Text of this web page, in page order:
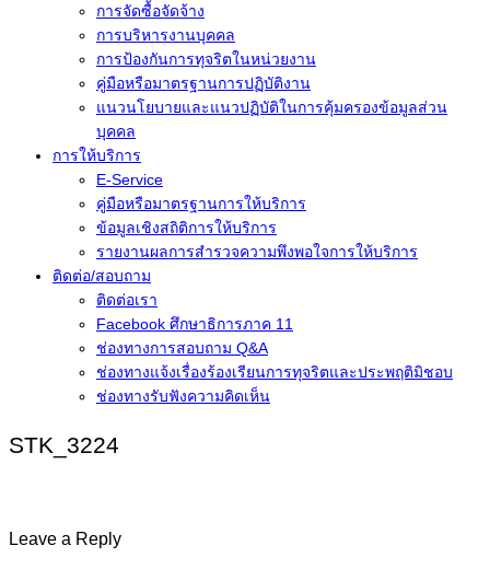
การจัดซื้อจัดจ้าง
การบริหารงานบุคคล
การป้องกันการทุจริตในหน่วยงาน
คู่มือหรือมาตรฐานการปฏิบัติงาน
แนวนโยบายและแนวปฏิบัติในการคุ้มครองข้อมูลส่วน
บุคคล
การให้บริการ
E-Service
คู่มือหรือมาตรฐานการให้บริการ
ข้อมูลเชิงสถิติการให้บริการ
รายงานผลการสำรวจความพึงพอใจการให้บริการ
ติดต่อ/สอบถาม
ติดต่อเรา
Facebook ศึกษาธิการภาค 11
ช่องทางการสอบถาม Q&A
ช่องทางแจ้งเรื่องร้องเรียนการทุจริตและประพฤติมิชอบ
ช่องทางรับฟังความคิดเห็น
STK_3224
Leave a Reply